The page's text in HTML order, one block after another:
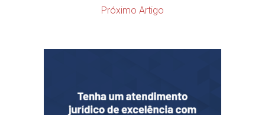
Próximo Artigo